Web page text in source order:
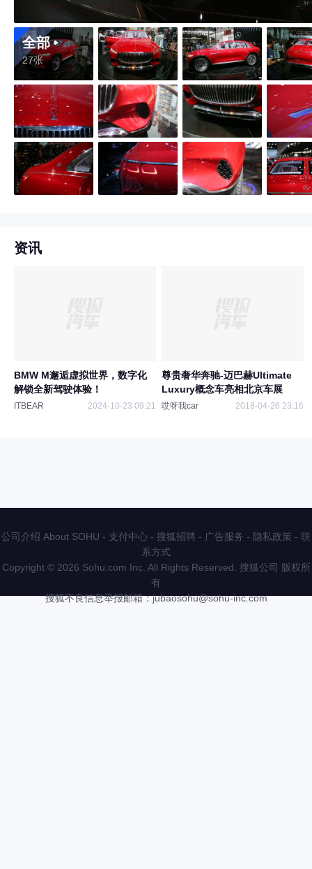
全部
27张
资讯
BMW M邂逅虚拟世界，数字化
解锁全新驾驶体验！
ITBEAR 2024-10-23 09:21
尊贵奢华奔驰-迈巴赫Ultimate
Luxury概念车亮相北京车展
哎呀我car 2018-04-26 23:16
公司介绍 About SOHU - 支付中心 - 搜狐招聘 - 广告服务 - 隐私政策 - 联
系方式
Copyright © 2026 Sohu.com Inc. All Rights Reserved. 搜狐公司 版权所
有
搜狐不良信息举报邮箱：jubaosohu@sohu-inc.com